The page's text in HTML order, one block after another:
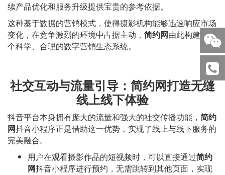
续产品优化和服务升级提供宝贵的参考依据。
这种基于数据的营销模式，使得摄影机构能够迅速响应市场
变化，在竞争激烈的环境中占据主动， 简约网 由此构建起一
个科学、合理的数字营销生态系统。
社交互动与流量引导：简约网打造无缝
线上线下体验
抖音平台本身拥有庞大的流量和强大的社交传播功能， 简约
网抖音小程序正是借助这一优势，实现了线上与线下服务的
完美融合。
用户在观看摄影作品的短视频时，可以直接通过简约
网抖音小程序进行预约，无需跳转到其他页面，实现